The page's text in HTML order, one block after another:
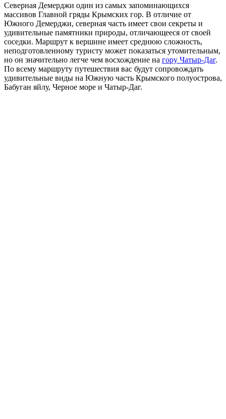
Северная Демерджи один из самых запоминающихся
массивов Главной гряды Крымских гор. В отличие от
Южного Демерджи, северная часть имеет свои секреты и
удивительные памятники природы, отличающееся от своей
соседки. Маршрут к вершине имеет среднюю сложность,
неподготовленному туристу может показаться утомительным,
но он значительно легче чем восхождение на гору Чатыр-Даг.
По всему маршруту путешествия вас будут сопровождать
удивительные виды на Южную часть Крымского полуострова,
Бабуган яйлу, Черное море и Чатыр-Даг.